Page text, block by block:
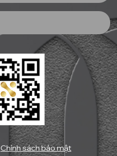
Chính sách bảo mật